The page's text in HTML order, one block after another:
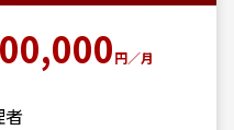
円／月
者